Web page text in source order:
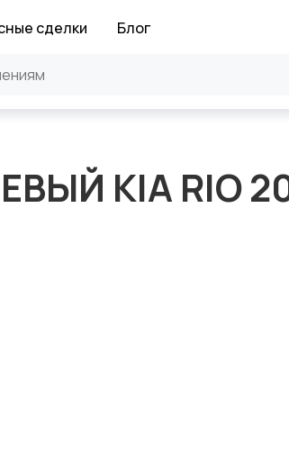
сделки Блог
KIA RIO